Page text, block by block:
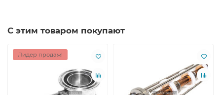
С этим товаром покупают
Лидер продаж!